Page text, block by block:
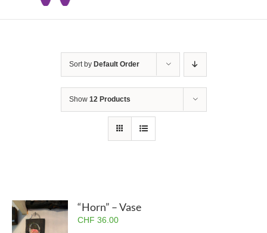
Sort by Default Order
Show 12 Products
“Horn” – Vase
CHF 36.00